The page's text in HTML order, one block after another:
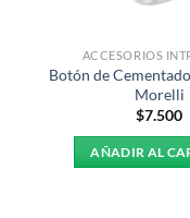
ACCESORIOS
Botón de
Morelli
$7.500
AÑADIR AL